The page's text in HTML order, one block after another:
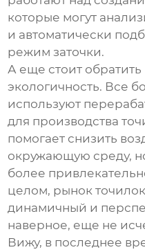
которые могут
и автоматически
режим заточки.
А еще стоит
экологичность. Все
используют
для производства
помогает снизить
окружающую среду,
более
целом, рынок
динамичный и
наверное, еще не
Вижу, в последнее